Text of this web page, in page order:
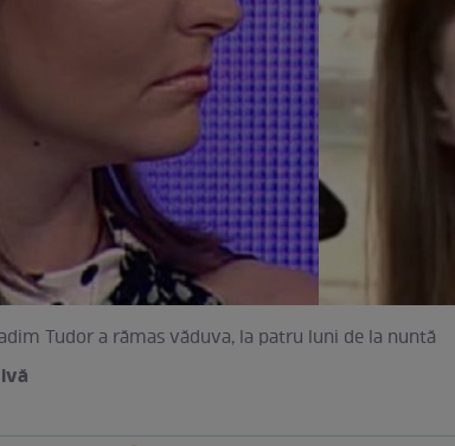
Tudor a rămas văduva, la patru luni de la nuntă